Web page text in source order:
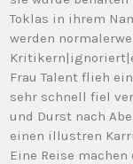
Toklas in ihrem
werden
Frau Talent flieh
sehr schnell fiel
und Durst nach
einen illustren
Eine Reise